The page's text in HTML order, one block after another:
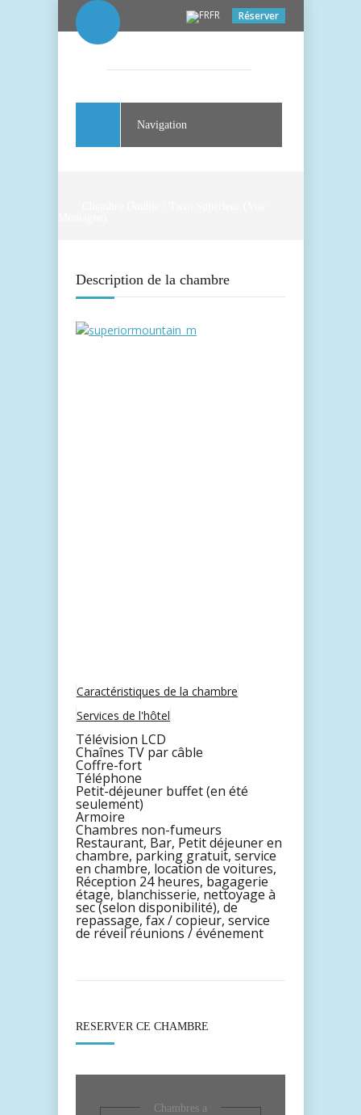
Réserver
FR
Navigation
Description de la chambre
Caractéristiques de la chambre
Services de l'hôtel
Télévision LCD
Chaînes TV par câble
Coffre-fort
Téléphone
Petit-déjeuner buffet (en été
seulement)
Armoire
Chambres non-fumeurs
Restaurant, Bar, Petit déjeuner en
chambre, parking gratuit, service
en chambre, location de voitures,
Réception 24 heures, bagagerie
étage, blanchisserie, nettoyage à
sec (selon disponibilité), de
repassage, fax / copieur, service
de réveil réunions / événement
RESERVER CE CHAMBRE
Chambres a